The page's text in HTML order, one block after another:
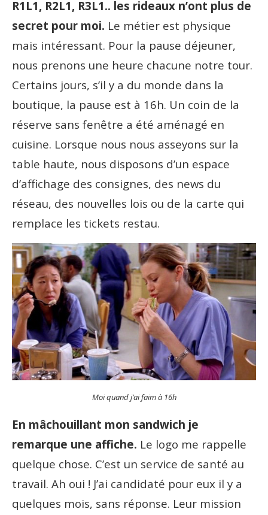
R1L1, R2L1, R3L1.. les rideaux n’ont plus de
secret pour moi. Le métier est physique
mais intéressant. Pour la pause déjeuner,
nous prenons une heure chacune notre tour.
Certains jours, s’il y a du monde dans la
boutique, la pause est à 16h. Un coin de la
réserve sans fenêtre a été aménagé en
cuisine. Lorsque nous nous asseyons sur la
table haute, nous disposons d’un espace
d’affichage des consignes, des news du
réseau, des nouvelles lois ou de la carte qui
remplace les tickets restau.
Moi quand j’ai faim à 16h
En mâchouillant mon sandwich je
remarque une affiche. Le logo me rappelle
quelque chose. C’est un service de santé au
travail. Ah oui ! J’ai candidaté pour eux il y a
quelques mois, sans réponse. Leur mission